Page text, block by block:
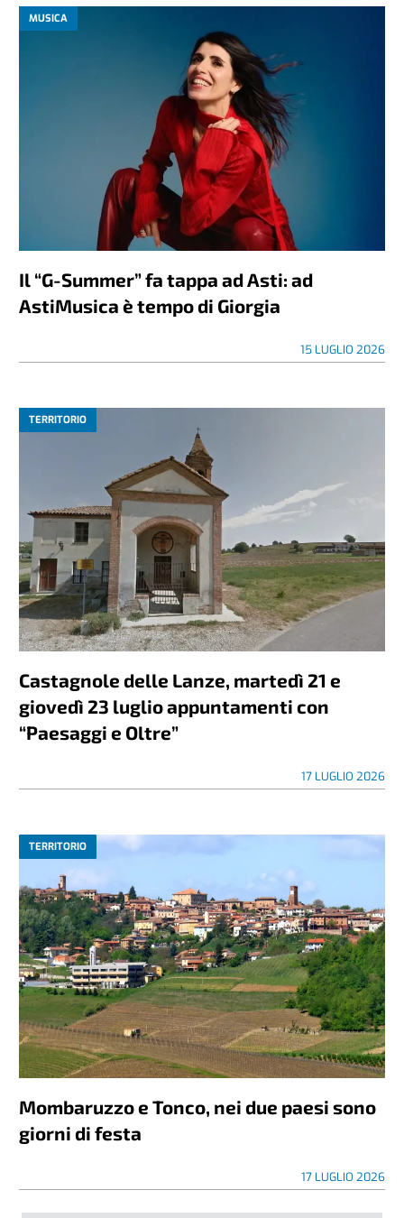
MUSICA
Il “G-Summer” fa tappa ad Asti: ad
AstiMusica è tempo di Giorgia
15 LUGLIO 2026
TERRITORIO
Castagnole delle Lanze, martedì 21 e
giovedì 23 luglio appuntamenti con
“Paesaggi e Oltre”
17 LUGLIO 2026
TERRITORIO
Mombaruzzo e Tonco, nei due paesi sono
giorni di festa
17 LUGLIO 2026